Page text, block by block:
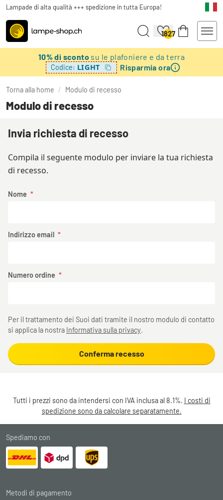
Lampade di alta qualità +++ spedizione in tutta Europa!
1827
10% di sconto su le plafoniere e da terra
Codice: LIGHT Risparmia ora
Torna alla home / Modulo di recesso
Modulo di recesso
Invia richiesta di recesso
Compila il seguente modulo per inviare la tua richiesta
di recesso.
Nome
Indirizzo email
Numero ordine
Per il trattamento dei Suoi dati tramite il nostro modulo di contatto
si applica la nostra Informativa sulla privacy.
Conferma recesso
Tutti i prezzi sono da intendersi con IVA inclusa al 8.1%. I costi di
spedizione sono da calcolare separatamente.
Spediamo con
Metodi di pagamento